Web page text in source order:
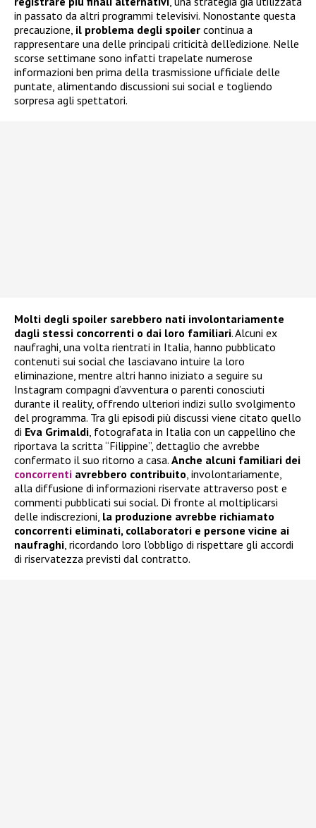
in passato da altri programmi televisivi. Nonostante questa
precauzione, il problema degli spoiler continua a
rappresentare una delle principali criticità dell’edizione. Nelle
scorse settimane sono infatti trapelate numerose
informazioni ben prima della trasmissione ufficiale delle
puntate, alimentando discussioni sui social e togliendo
sorpresa agli spettatori.
Molti degli spoiler sarebbero nati involontariamente
dagli stessi concorrenti o dai loro familiari. Alcuni ex
naufraghi, una volta rientrati in Italia, hanno pubblicato
contenuti sui social che lasciavano intuire la loro
eliminazione, mentre altri hanno iniziato a seguire su
Instagram compagni d’avventura o parenti conosciuti
durante il reality, offrendo ulteriori indizi sullo svolgimento
del programma. Tra gli episodi più discussi viene citato quello
di Eva Grimaldi , fotografata in Italia con un cappellino che
riportava la scritta “Filippine”, dettaglio che avrebbe
confermato il suo ritorno a casa. Anche alcuni familiari dei
concorrenti avrebbero contribuito , involontariamente,
alla diffusione di informazioni riservate attraverso post e
commenti pubblicati sui social. Di fronte al moltiplicarsi
delle indiscrezioni, la produzione avrebbe richiamato
concorrenti eliminati, collaboratori e persone vicine ai
naufraghi , ricordando loro l’obbligo di rispettare gli accordi
di riservatezza previsti dal contratto.